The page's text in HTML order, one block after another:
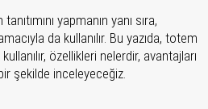
yapmanın yanı sıra,
da kullanılır. Bu yazıda, totem
özellikleri nelerdir, avantajları
şekilde inceleyeceğiz.